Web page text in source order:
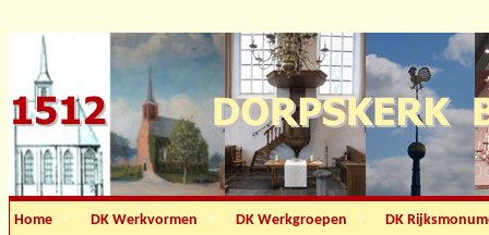
Home DK Werkvormen DK Werkgroepen DK